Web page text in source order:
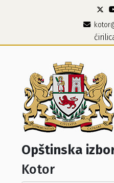
Opštinska
Kotor